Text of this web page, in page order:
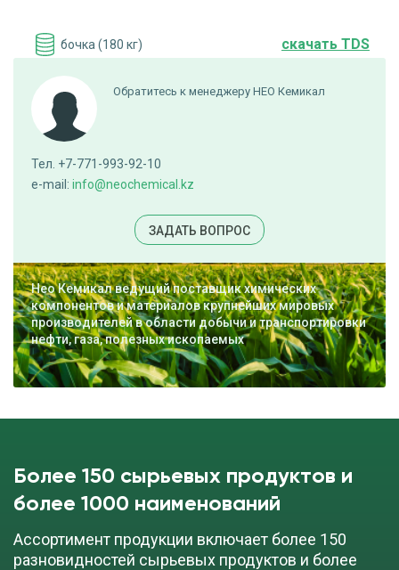
бочка (180 кг) cкачать TDS
ПОД ЗАКАЗ
Мономер Visiomer PEG200DMA
бочка (180 кг)
Мономер Visiomer TRGDMA
бочка (200 кг) cкачать TDS
Перекись бензоила BPO-75
кор (25 кг) cкачать TDS
Обратитесь к менеджеру НЕО Кемикал
Тел. +7-771-993-92-10
e-mail: info@neochemical.kz
ЗАДАТЬ ВОПРОС
Нео Кемикал ведущий поставщик химических
компонентов и материалов крупнейших мировых
производителей в области добычи и транспортировки
нефти, газа, полезных ископаемых
Более 150 сырьевых продуктов и
более 1000 наименований
Ассортимент продукции включает более 150
разновидностей сырьевых продуктов и более